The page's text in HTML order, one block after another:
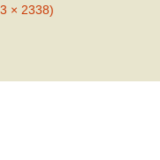
× 2338)